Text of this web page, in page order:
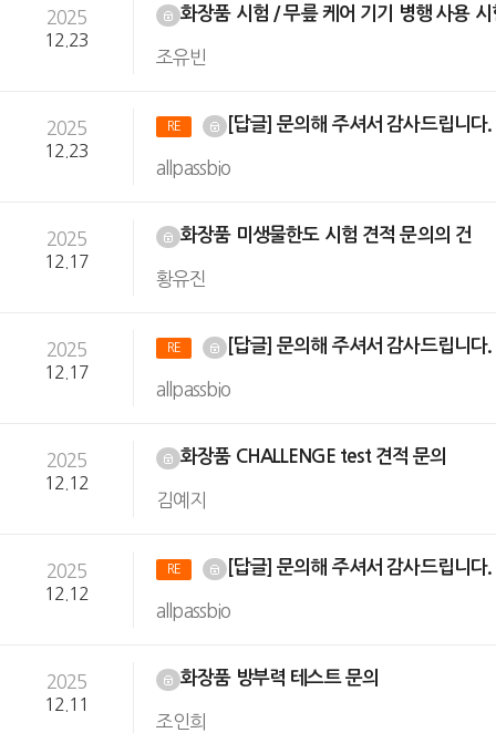
2025
12.23
화장품 시험 / 무릎 케어 기기 병행 사용
조유빈
2025
12.23
RE [답글] 문의해 주셔서 감사드립니다.
allpassbio
2025
12.17
화장품 미생물한도 시험 견적 문의의 건
황유진
2025
12.17
RE [답글] 문의해 주셔서 감사드립니다.
allpassbio
2025
12.12
화장품 CHALLENGE test 견적 문의
김예지
2025
12.12
RE [답글] 문의해 주셔서 감사드립니다.
allpassbio
2025
12.11
화장품 방부력 테스트 문의
조인희